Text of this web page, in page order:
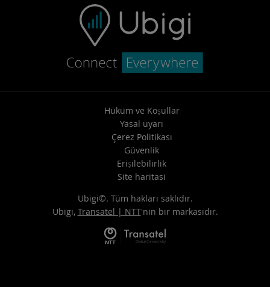
Hüküm ve Koşullar
Yasal uyarı
Çerez Politikası
Güvenlik
Erişilebilirlik
Site haritasi
Ubigi©. Tüm hakları saklıdır.
Ubigi, Transatel | NTT'nin bir markasıdır.